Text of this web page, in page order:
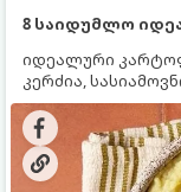
8 საიდუმლო
იდეალური
კერძია,
ფერით. მისი
არსებობს
იცოდეთ, რომ